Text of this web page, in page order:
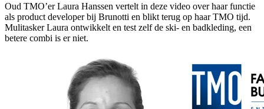
Oud TMO’er Laura Hanssen vertelt in deze video over haar functie
als product developer bij Brunotti en blikt terug op haar TMO tijd.
Mulitasker Laura ontwikkelt en test zelf de ski- en badkleding, een
betere combi is er niet.